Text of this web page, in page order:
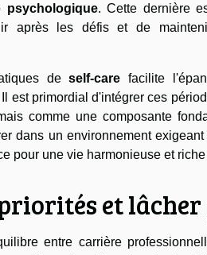
psychologique. Cette dernière
après les défis et de
deself-care facilite
est primordial d'intégrer ces
comme une composante
dans un environnement
pour une vie harmonieuse et
et
entre carrière